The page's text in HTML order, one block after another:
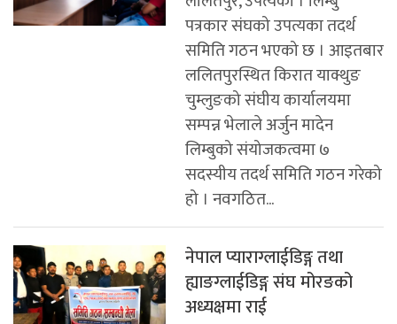
पत्रकार संघको उपत्यका तदर्थ
समिति गठन भएको छ । आइतबार
ललितपुरस्थित किरात याक्थुङ
चुम्लुङको संघीय कार्यालयमा
सम्पन्न भेलाले अर्जुन मादेन
लिम्बुको संयोजकत्वमा ७
सदस्यीय तदर्थ समिति गठन गरेको
हो । नवगठित...
नेपाल प्याराग्लाईडिङ्ग तथा
ह्याङग्लाईडिङ्ग संघ मोरङको
अध्यक्षमा राई